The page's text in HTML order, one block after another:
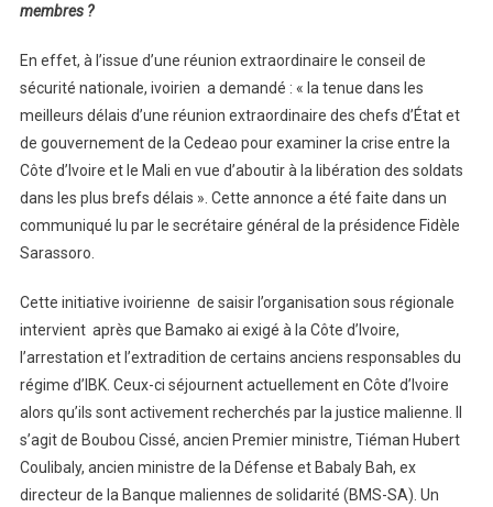
membres ?
En effet, à l’issue d’une réunion extraordinaire le conseil de
sécurité nationale, ivoirien a demandé : « la tenue dans les
meilleurs délais d’une réunion extraordinaire des chefs d’État et
de gouvernement de la Cedeao pour examiner la crise entre la
Côte d’Ivoire et le Mali en vue d’aboutir à la libération des soldats
dans les plus brefs délais ». Cette annonce a été faite dans un
communiqué lu par le secrétaire général de la présidence Fidèle
Sarassoro.
Cette initiative ivoirienne de saisir l’organisation sous régionale
intervient après que Bamako ai exigé à la Côte d’Ivoire,
l’arrestation et l’extradition de certains anciens responsables du
régime d’IBK. Ceux-ci séjournent actuellement en Côte d’Ivoire
alors qu’ils sont activement recherchés par la justice malienne. Il
s’agit de Boubou Cissé, ancien Premier ministre, Tiéman Hubert
Coulibaly, ancien ministre de la Défense et Babaly Bah, ex
directeur de la Banque maliennes de solidarité (BMS-SA). Un